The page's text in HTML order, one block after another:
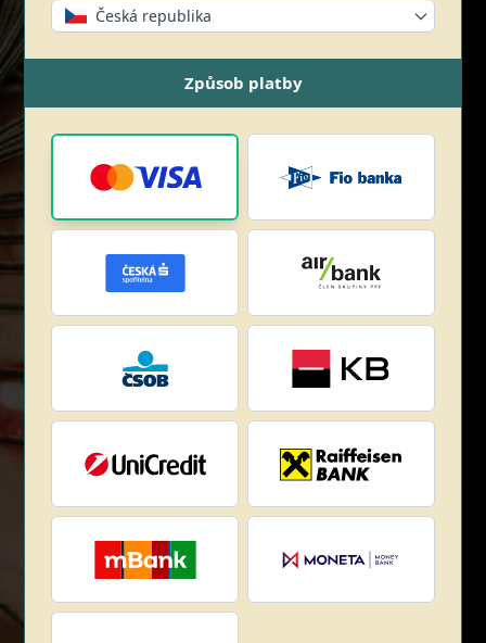
Česká republika
Způsob platby